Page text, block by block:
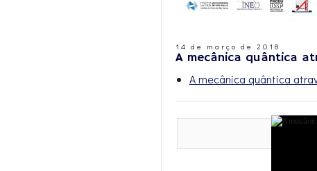
14 de março de 2018
A mecânica quântica
A mecânica quântica